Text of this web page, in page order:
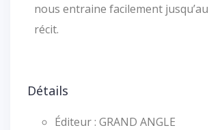
nous entraine facilement
récit.
Détails
Éditeur : GRAND ANGLE